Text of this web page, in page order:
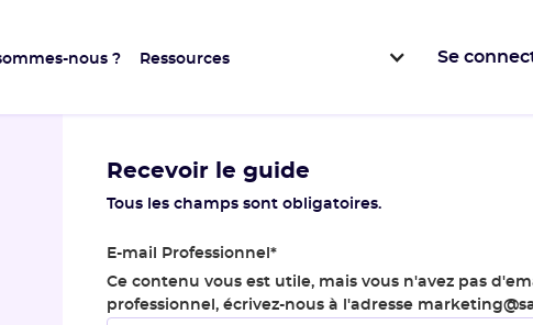
nous ? Ressources Se
Recevoir le guide
Tous les champs sont obligatoires.
E-mail Professionnel*
Ce contenu vous est utile, mais vous n'avez pas
professionnel, écrivez-nous à l'adresse